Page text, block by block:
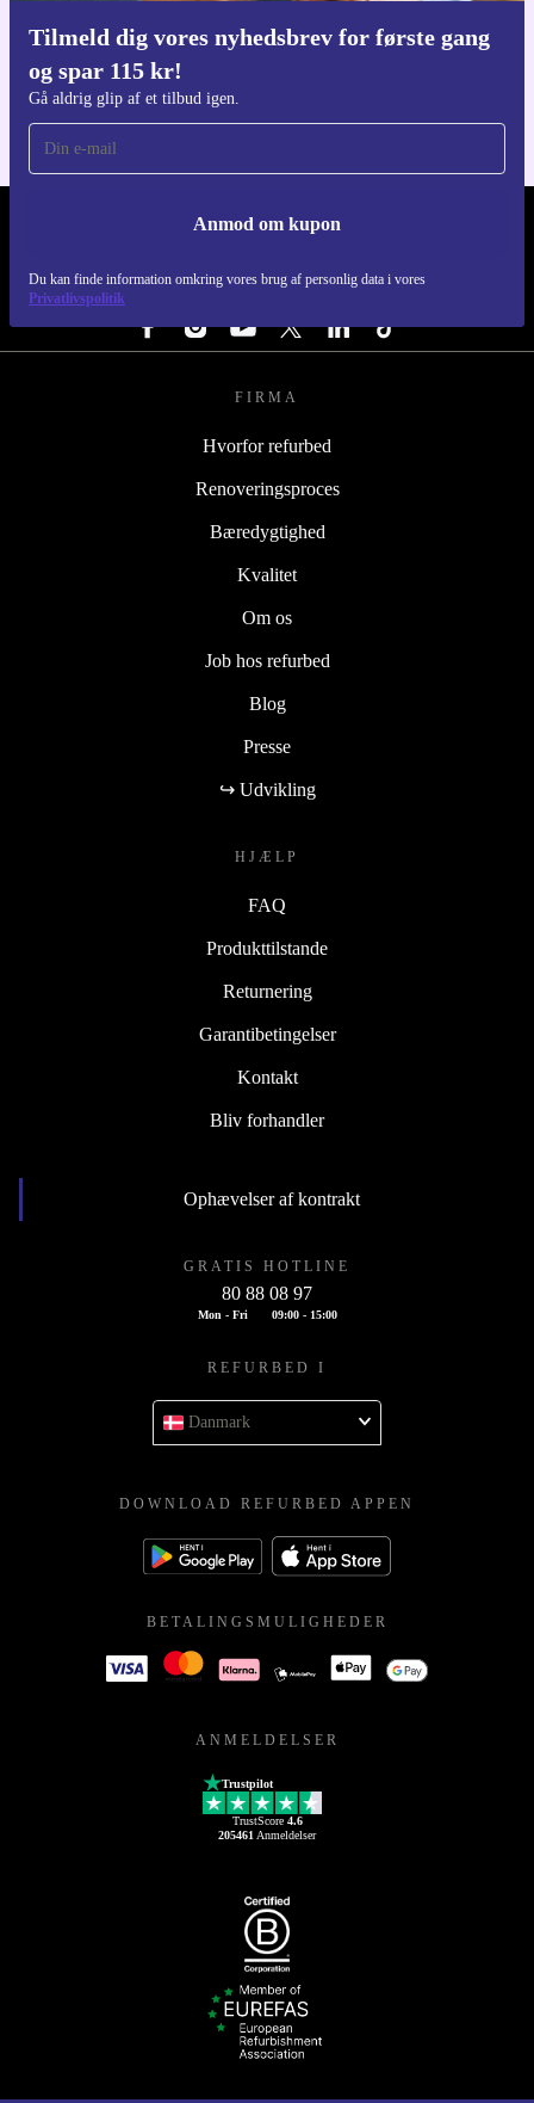
Tilmeld dig vores nyhedsbrev for første gang
og spar 115 kr!
Gå aldrig glip af et tilbud igen.
Anmod om kupon
Du kan finde information omkring vores brug af personlig data i vores
Privatlivspolitik
Download refurbed appen
REFURBED DANMARK - RETHINK NEW.
FØLG OS
FIRMA
Hvorfor refurbed
Renoveringsproces
Bæredygtighed
Kvalitet
Om os
Job hos refurbed
Blog
Presse
↪ Udvikling
HJÆLP
FAQ
Produkttilstande
Returnering
Garantibetingelser
Kontakt
Bliv forhandler
Ophævelser af kontrakt
GRATIS HOTLINE
80 88 08 97
Mon - Fri 09:00 - 15:00
REFURBED I
Danmark
DOWNLOAD REFURBED APPEN
BETALINGSMULIGHEDER
ANMELDELSER
Trustpilot
TrustScore 4.6
205461 Anmeldelser